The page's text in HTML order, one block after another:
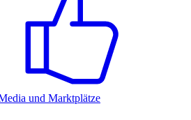
und Marktplätze